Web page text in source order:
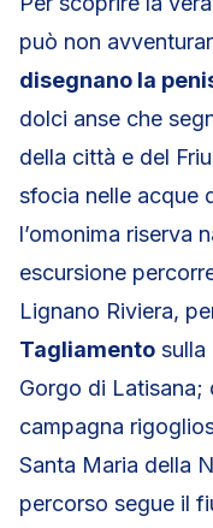
può non
disegnano la
dolci anse che
della città e del
sfocia nelle acque
l’omonima riserva
escursione
Lignano Riviera,
Tagliamento sulla
Gorgo di Latisana;
campagna
Santa Maria della
percorso segue il